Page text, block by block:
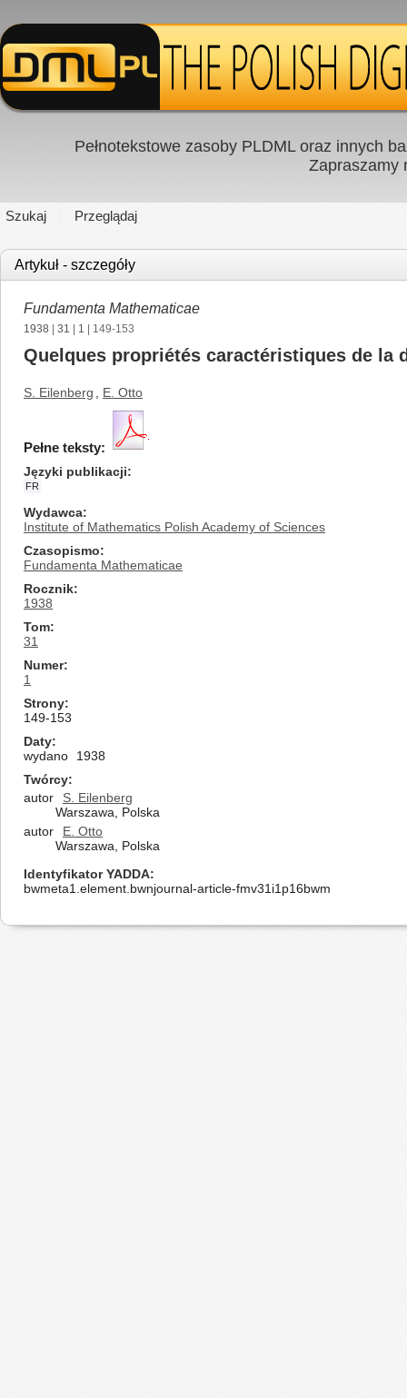
Pełnotekstowe zasoby PLDML oraz innych
Zapraszamy
Szukaj Przeglądaj
Artykuł - szczegóły
Fundamenta Mathematicae
1938 31 1 | 149-153
Quelques propriétés caractéristiques de la
S. Eilenberg E. Otto
Pełne teksty:
Języki publikacji
FR
Wydawca
Institute of Mathematics Polish Academy of Sciences
Czasopismo
Fundamenta Mathematicae
Rocznik
1938
Tom
31
Numer
1
Strony
149-153
Daty
wydano
1938
Twórcy
autor
S. Eilenberg
Warszawa, Polska
autor
E. Otto
Warszawa, Polska
Identyfikator YADDA
bwmeta1.element.bwnjournal-article-fmv31i1p16bwm